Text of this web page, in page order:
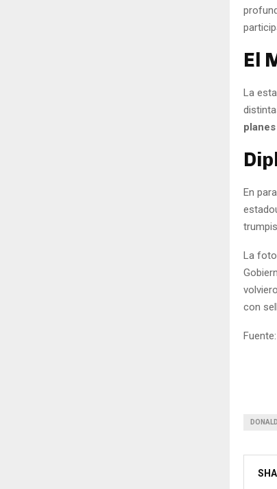
El
La
En
La
con